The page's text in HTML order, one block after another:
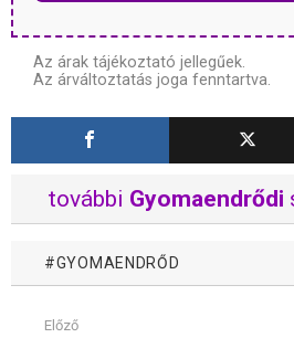
Az árak tájékoztató jellegűek.
Az árváltoztatás joga fenntartva.
további Gyomaendrődi
GYOMAENDRŐD
MutassElőző